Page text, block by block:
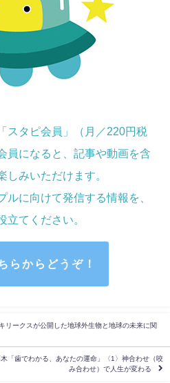
スタピ会員」（月／220円税
員になると、記事や動画を含
しみいただけます。
ルに向けて発信する情報を、
立てください
らからどうぞ！
ークスが公開した地球外生物と地球の未来に関
「歯でわかる、あなたの運命」〈1〉神合わせ（咬
み合わせ）で人生が変わる